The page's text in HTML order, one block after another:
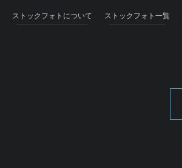
ストックフォトについて ストックフォト一覧